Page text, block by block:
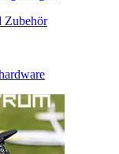
Zubehör